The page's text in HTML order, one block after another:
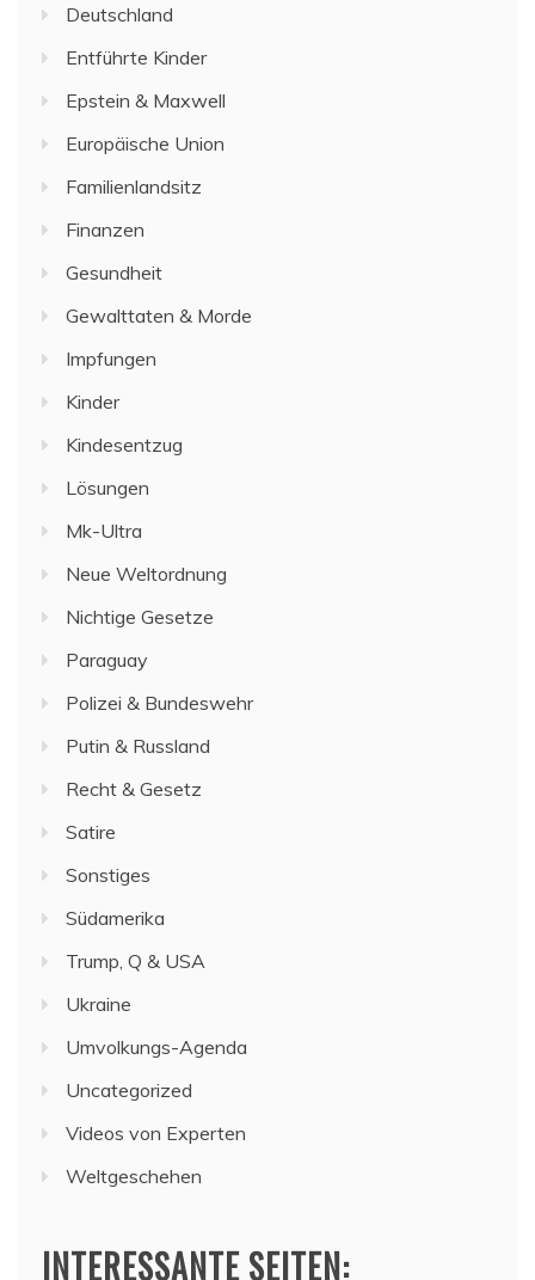
Deutschland
Entführte Kinder
Epstein & Maxwell
Europäische Union
Familienlandsitz
Finanzen
Gesundheit
Gewalttaten & Morde
Impfungen
Kinder
Kindesentzug
Lösungen
Mk-Ultra
Neue Weltordnung
Nichtige Gesetze
Paraguay
Polizei & Bundeswehr
Putin & Russland
Recht & Gesetz
Satire
Sonstiges
Südamerika
Trump, Q & USA
Ukraine
Umvolkungs-Agenda
Uncategorized
Videos von Experten
Weltgeschehen
INTERESSANTE SEITEN: